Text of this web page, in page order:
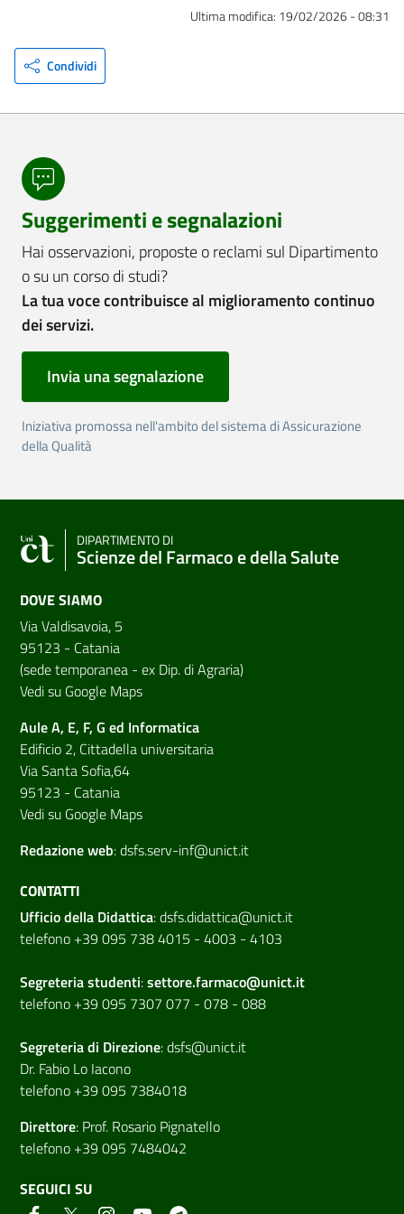
Ultima modifica: 19/02/2026 - 08:31
Condividi
Suggerimenti e segnalazioni
Hai osservazioni, proposte o reclami sul Dipartimento
o su un corso di studi?
La tua voce contribuisce al miglioramento continuo
dei servizi.
Invia una segnalazione
Iniziativa promossa nell'ambito del sistema di Assicurazione
della Qualità
DIPARTIMENTO DI
Scienze del Farmaco e della Salute
DOVE SIAMO
Via Valdisavoia, 5
95123 - Catania
(sede temporanea - ex Dip. di Agraria)
Vedi su Google Maps
Aule A, E, F, G ed Informatica
Edificio 2, Cittadella universitaria
Via Santa Sofia,64
95123 - Catania
Vedi su Google Maps
Redazione web:dsfs.serv-inf@unict.it
CONTATTI
Ufficio della Didattica:dsfs.didattica@unict.it
telefono +39 095 738 4015 - 4003 - 4103
Segreteria studenti:settore.farmaco@unict.it
telefono +39 095 7307 077 - 078 - 088
Segreteria di Direzione:dsfs@unict.it
Dr. Fabio Lo Iacono
telefono +39 095 7384018
Direttore: Prof. Rosario Pignatello
telefono +39 095 7484042
SEGUICI SU